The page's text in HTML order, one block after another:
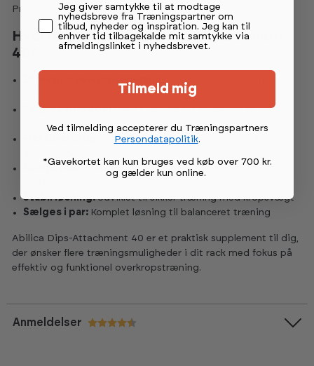
Produktet leveres som et par.
Hvorfor vælge Abilica Dips-Attachment
40?
Effektiv overkropstræning:
Velegnet til dips, som
styrker bryst, skuldre og triceps
To grebsbredder:ca. 55-60 cm og 75-80 cm til
individuel tilpasning
Mulighed for fastgørelse af elastik til
Tilpasset PowerRack 40 og
Stabil løsning:Udviklet til sikker træning med kropsvægt
Sælges i par: Komplet løsning til balanceret træning
Abilica Dips-Attachment 40 er et praktisk supplement til dig,
der ønsker flere træningsmuligheder i dit rack med fokus på
effektiv og funktionel overkropstræning.
Anmeldelser
Permission tekst
Jeg giver samtykke til at modtage
nyhedsbreve fra Træningspartner om
tilbud, nyheder og inspiration. Jeg kan til
enhver tid tilbagekalde mit samtykke via
afmeldingslinket i nyhedsbrevet.
Tilmeld mig
Ved tilmelding accepterer du Træningspartners
Persondatapolitik.
*Gavekortet kan kun bruges ved køb over 700 kr.
og gælder kun online.